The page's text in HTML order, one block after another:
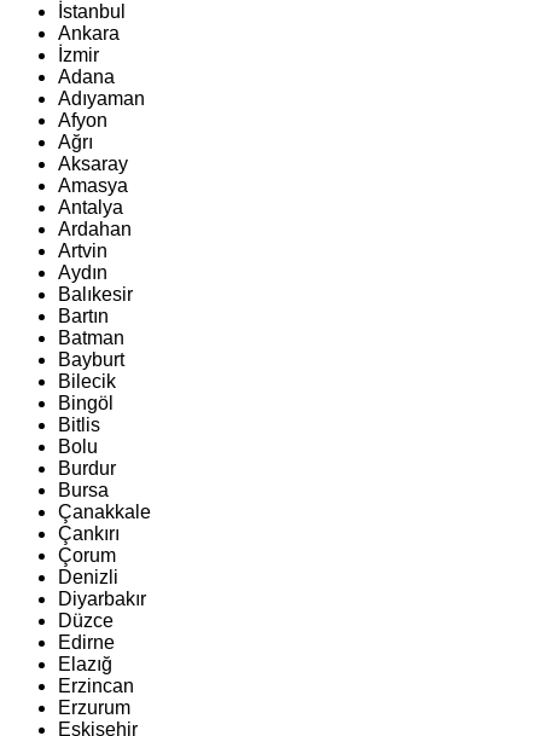
İstanbul
Ankara
İzmir
Adana
Adıyaman
Afyon
Ağrı
Aksaray
Amasya
Antalya
Ardahan
Artvin
Aydın
Balıkesir
Bartın
Batman
Bayburt
Bilecik
Bingöl
Bitlis
Bolu
Burdur
Bursa
Çanakkale
Çankırı
Çorum
Denizli
Diyarbakır
Düzce
Edirne
Elazığ
Erzincan
Erzurum
Eskişehir